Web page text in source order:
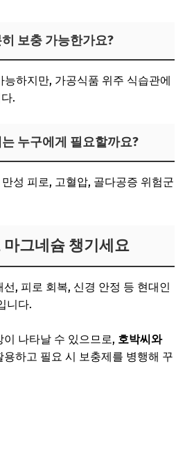
보충 가능한가요?
능하지만, 가공식품 위주 식습관에
.
누구에게 필요할까요?
성 피로, 고혈압, 골다공증 위험군
마그네슘 챙기세요
, 피로 회복, 신경 안정 등 현대인
니다.
나타날 수 있으므로, 호박씨와
용하고 필요 시 보충제를 병행해 꾸